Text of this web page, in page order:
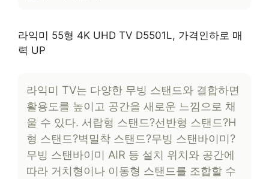
라익미 55형 4K UHD TV D5501L, 가격인하로 매
력 UP
라익미 TV는 다양한 무빙 스탠드와 결합하면
활용도를 높이고 공간을 새로운 느낌으로 채
울 수 있다. 서랍형 스탠드?선반형 스탠드?H
형 스탠드?벽밀착 스탠드?무빙 스탠바이미?
무빙 스탠바이미 AIR 등 설치 위치와 공간에
따라 거치형이나 이동형 스탠드를 조합할 수